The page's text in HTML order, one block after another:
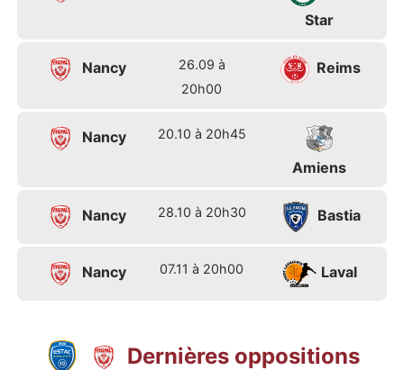
Star
Nancy
26.09 à
20h00
Reims
Nancy 20.10 à 20h45
Amiens
Nancy 28.10 à 20h30 Bastia
Nancy 07.11 à 20h00 Laval
Dernières oppositions